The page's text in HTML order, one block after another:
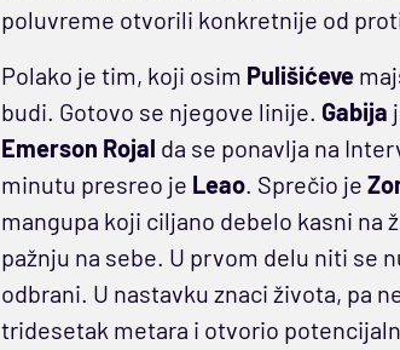
poluvreme otvorili konkretnije od
Polako je tim, koji osim Pulišićeve
budi. Gotovo se njegove linije. Gabija
Emerson Rojal da se ponavlja na
minutu presreo je Leao. Sprečio je
mangupa koji ciljano debelo kasni na
pažnju na sebe. U prvom delu niti se
odbrani. U nastavku znaci života, pa
tridesetak metara i otvorio